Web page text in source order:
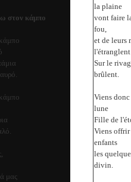
στον κάμπο
μας
la plaine
vont faire
fou,
et de leurs
l'étranglent
Sur le
brûlent.
Viens
lune
Fille de
Viens offrir
enfants
les
divin.